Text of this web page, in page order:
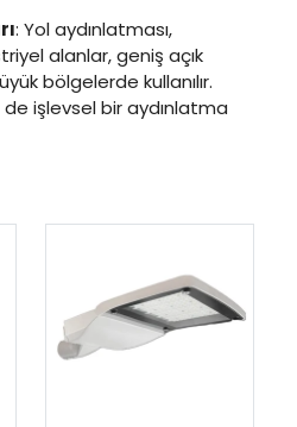
: Yol aydınlatması,
alanlar, geniş açık
bölgelerde kullanılır.
işlevsel bir aydınlatma